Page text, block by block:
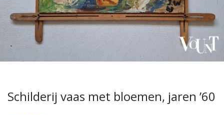
Schilderij vaas met bloemen, jaren ’60